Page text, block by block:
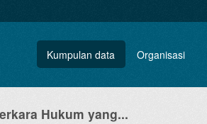
Kumpulan data Organisasi
Hukum yang...